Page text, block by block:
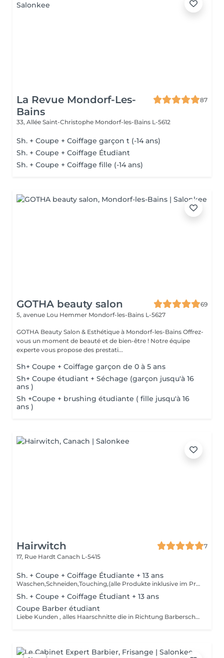
La Revue Mondorf-Les-
Bains
87
33, Allée Saint-Christophe Mondorf-les-Bains L-5612
Sh. + Coupe + Coiffage garçon t (-14 ans)
Sh. + Coupe + Coiffage Étudiant
Sh. + Coupe + Coiffage fille (-14 ans)
GOTHA beauty salon
69
5, avenue Lou Hemmer Mondorf-les-Bains L-5627
GOTHA Beauty Salon & Esthétique à Mondorf-les-Bains Offrez-
vous un moment de beauté et de bien-être ! Notre équipe
experte vous propose des prestati...
Sh+ Coupe + Coiffage garçon de 0 à 5 ans
Sh+ Coupe étudiant + Séchage (garçon jusqu'à 16
ans )
Sh +Coupe + brushing étudiante ( fille jusqu'à 16
ans )
Hairwitch
7
17, Rue Hardt Canach L-5415
Sh. + Coupe + Coiffage Étudiante + 13 ans
Waschen,Schneiden,Touching,(alle Produkte inklusive im Preis mit drin)
Sh. + Coupe + Coiffage Étudiant + 13 ans
Coupe Barber étudiant
Liebe Kunden , alles Haarschnitte die in Richtung Barberschnitt gehen werden als Barberschnitt verrechnet( wegen Mehrarbeit) Wir bitten um Verständnis!